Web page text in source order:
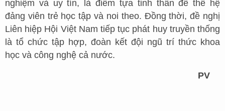
nghiệm và uy tín, là điểm tựa tinh thần để thế hệ
đảng viên trẻ học tập và noi theo. Đồng thời, đề nghị
Liên hiệp Hội Việt Nam tiếp tục phát huy truyền thống
là tổ chức tập hợp, đoàn kết đội ngũ trí thức khoa
học và công nghệ cả nước.
PV